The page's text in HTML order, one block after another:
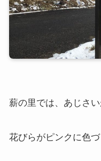
薪の里では、あじさ
花びらがピンクに色